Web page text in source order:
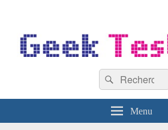
Recherche :
Rechercher
Menu